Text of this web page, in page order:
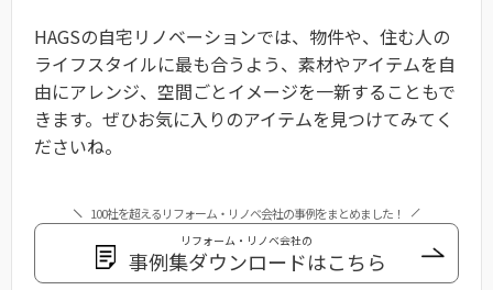
HAGSの自宅リノベーションでは、物件や、住む人の
ライフスタイルに最も合うよう、素材やアイテムを自
由にアレンジ、空間ごとイメージを一新することもで
きます。ぜひお気に入りのアイテムを見つけてみてく
ださいね。
100社を超えるリフォーム・リノベ会社の事例をまとめました！
リフォーム・リノベ会社の
事例集ダウンロードはこちら